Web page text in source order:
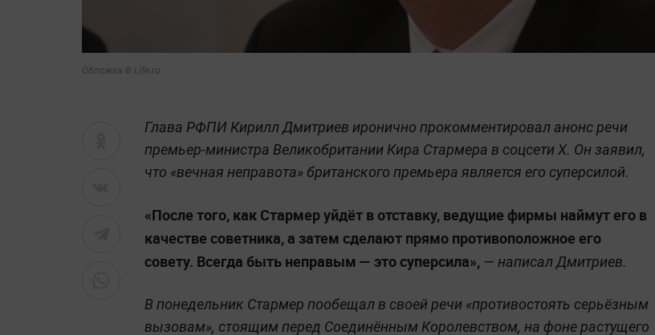
Обложка © Life.ru
Глава РФПИ Кирилл Дмитриев иронично прокомментировал анонс речи
премьер-министра Великобритании Кира Стармера в соцсети X. Он заявил,
что «вечная неправота» британского премьера является его суперсилой.
«После того, как Стармер уйдёт в отставку, ведущие фирмы наймут его в
качестве советника, а затем сделают прямо противоположное его
совету. Всегда быть неправым — это суперсила», — написал Дмитриев.
В понедельник Стармер пообещал в своей речи «противостоять серьёзным
вызовам», стоящим перед Соединённым Королевством, на фоне растущего